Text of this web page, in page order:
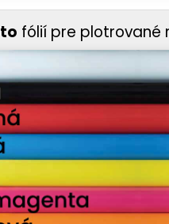
fólií pre plotrované